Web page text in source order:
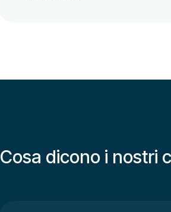
Cosa dicono i nostri